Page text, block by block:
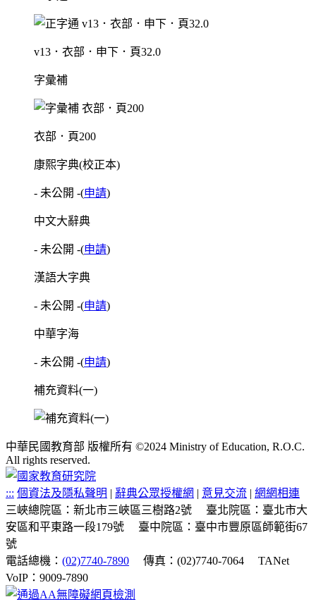
v13．衣部．申下．頁32.0
字彙補
衣部．頁200
康熙字典(校正本)
- 未公開 -(申請)
中文大辭典
- 未公開 -(申請)
漢語大字典
- 未公開 -(申請)
中華字海
- 未公開 -(申請)
補充資料(一)
中華民國教育部 版權所有 ©2024 Ministry of Education, R.O.C.
All rights reserved.
::: 個資法及隱私聲明 | 辭典公眾授權網 | 意見交流 | 網網相連
三峽總院區：新北市三峽區三樹路2號
臺北院區：臺北市大
安區和平東路一段179號
臺中院區：臺中市豐原區師範街67
號
電話總機： (02)7740-7890 傳真：(02)7740-7064
TANet
VoIP：9009-7890